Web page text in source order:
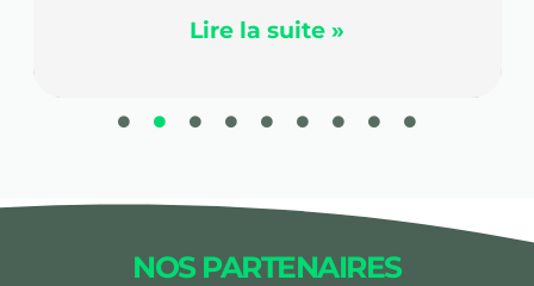
Lire la suite »
NOS PARTENAIRES